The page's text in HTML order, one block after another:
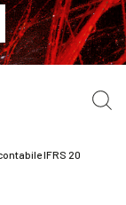
IFRS 20